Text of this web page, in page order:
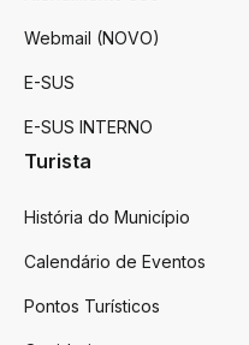
Webmail (NOVO)
E-SUS
E-SUS INTERNO
Turista
História do Município
Calendário de Eventos
Pontos Turísticos